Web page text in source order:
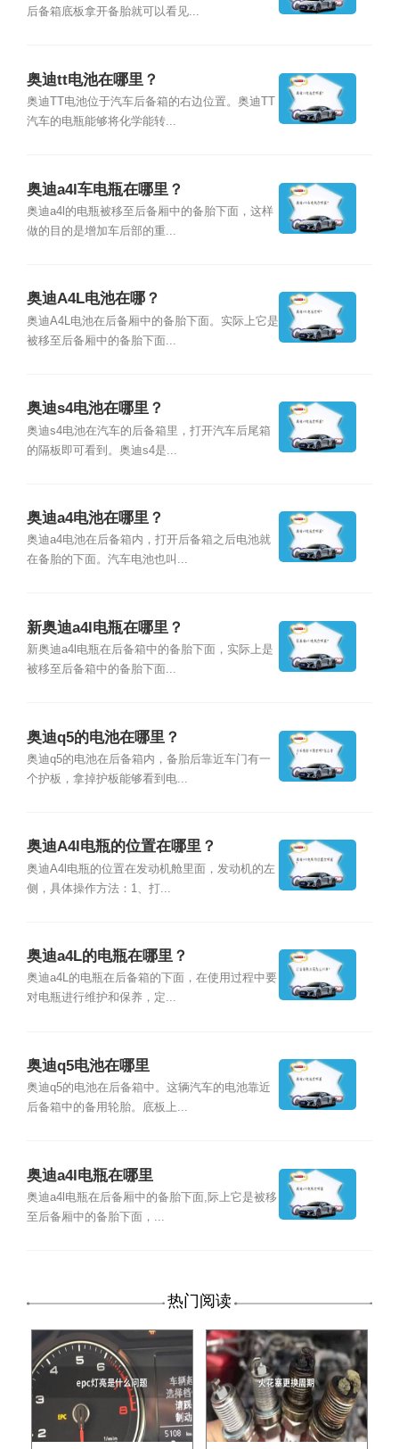
后备箱底板拿开备胎就可以看见...
奥迪tt电池在哪里？
奥迪TT电池位于汽车后备箱的右边位置。奥迪TT
汽车的电瓶能够将化学能转...
奥迪a4l车电瓶在哪里？
奥迪a4l的电瓶被移至后备厢中的备胎下面，这样
做的目的是增加车后部的重...
奥迪A4L电池在哪？
奥迪A4L电池在后备厢中的备胎下面。实际上它是
被移至后备厢中的备胎下面...
奥迪s4电池在哪里？
奥迪s4电池在汽车的后备箱里，打开汽车后尾箱
的隔板即可看到。奥迪s4是...
奥迪a4电池在哪里？
奥迪a4电池在后备箱内，打开后备箱之后电池就
在备胎的下面。汽车电池也叫...
新奥迪a4l电瓶在哪里？
新奥迪a4l电瓶在后备箱中的备胎下面，实际上是
被移至后备箱中的备胎下面...
奥迪q5的电池在哪里？
奥迪q5的电池在后备箱内，备胎后靠近车门有一
个护板，拿掉护板能够看到电...
奥迪A4l电瓶的位置在哪里？
奥迪A4l电瓶的位置在发动机舱里面，发动机的左
侧，具体操作方法：1、打...
奥迪a4L的电瓶在哪里？
奥迪a4L的电瓶在后备箱的下面，在使用过程中要
对电瓶进行维护和保养，定...
奥迪q5电池在哪里
奥迪q5的电池在后备箱中。这辆汽车的电池靠近
后备箱中的备用轮胎。底板上...
奥迪a4l电瓶在哪里
奥迪a4l电瓶在后备厢中的备胎下面,际上它是被移
至后备厢中的备胎下面，...
热门阅读